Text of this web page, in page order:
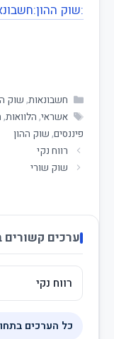
:שוק ההון
חשבונאות, שוק
אשראי, הלוואות,
פיננסים, שוק ההון
רווח נקי
שוק שורי
ערכים
רווח נקי
כל הערכים